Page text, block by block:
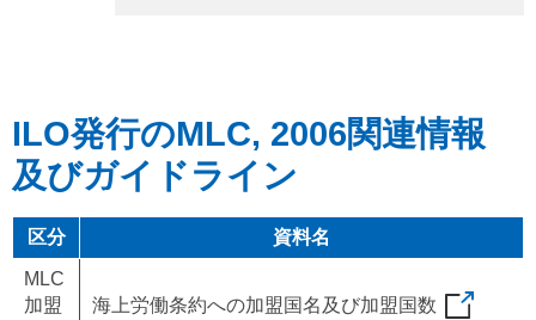
ILO発行のMLC, 2006関連情報
及びガイドライン
区分 資料名
MLC
加盟
海上労働条約への加盟国名及び加盟国数